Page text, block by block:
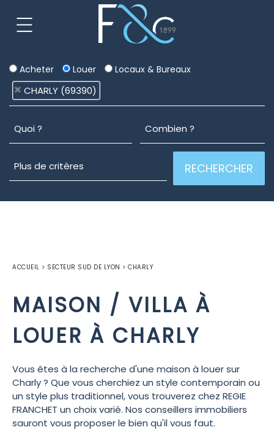
Acheter Louer Locaux & Bureaux
CHARLY (69390)
ACCUEIL > SECTEUR SUD DE LYON > CHARLY
MAISON / VILLA À
LOUER À CHARLY
Vous êtes à la recherche d'une maison à louer sur
Charly ? Que vous cherchiez un style contemporain ou
un style plus traditionnel, vous trouverez chez REGIE
FRANCHET un choix varié. Nos conseillers immobiliers
sauront vous proposer le bien qu'il vous faut.